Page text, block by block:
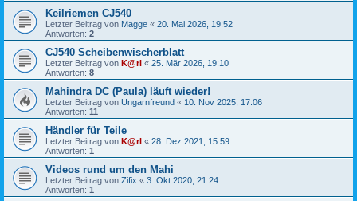
Keilriemen CJ540
Letzter Beitrag von Magge « 20. Mai 2026, 19:52
Antworten: 2
CJ540 Scheibenwischerblatt
Letzter Beitrag von K@rl « 25. Mär 2026, 19:10
Antworten: 8
Mahindra DC (Paula) läuft wieder!
Letzter Beitrag von Ungarnfreund « 10. Nov 2025, 17:06
Antworten: 11
Händler für Teile
Letzter Beitrag von K@rl « 28. Dez 2021, 15:59
Antworten: 1
Videos rund um den Mahi
Letzter Beitrag von Zifix « 3. Okt 2020, 21:24
Antworten: 1